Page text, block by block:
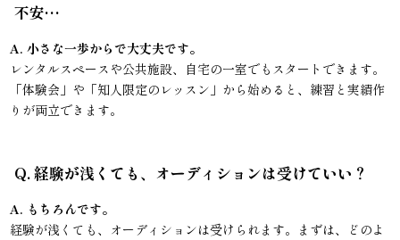
不安…
A. 小さな一歩からで大丈夫です。
レンタルスペースや公共施設、自宅の一室でもスタートできます。
「体験会」や「知人限定のレッスン」から始めると、練習と実績作
りが両立できます。
Q. 経験が浅くても、オーディションは受けていい？
A. もちろんです。
経験が浅くても、オーディションは受けられます。まずは、どのよ